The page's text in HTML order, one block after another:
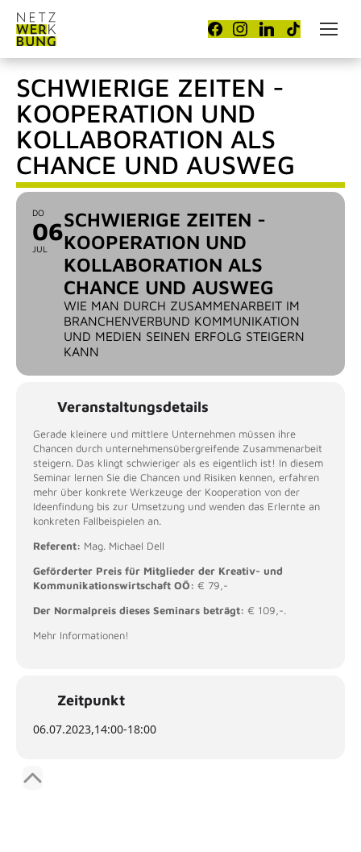
SCHWIERIGE ZEITEN -
KOOPERATION UND
KOLLABORATION ALS
CHANCE UND AUSWEG
DO
06
JUL
SCHWIERIGE ZEITEN -
KOOPERATION UND
KOLLABORATION ALS
CHANCE UND AUSWEG
WIE MAN DURCH ZUSAMMENARBEIT IM
BRANCHENVERBUND KOMMUNIKATION
UND MEDIEN SEINEN ERFOLG STEIGERN
KANN
Veranstaltungsdetails
Gerade kleinere und mittlere Unternehmen müssen ihre
Chancen durch unternehmensübergreifende Zusammenarbeit
steigern. Das klingt schwieriger als es eigentlich ist! In diesem
Seminar lernen Sie die Chancen und Risiken kennen, erfahren
mehr über konkrete Werkzeuge der Kooperation von der
Ideenfindung bis zur Umsetzung und wenden das Erlernte an
konkreten Fallbeispielen an.
Referent: Mag. Michael Dell
Geförderter Preis für Mitglieder der Kreativ- und
Kommunikationswirtschaft OÖ: € 79,-
Der Normalpreis dieses Seminars beträgt: € 109,-.
Mehr Informationen!
Zeitpunkt
06.07.2023,14:00-18:00